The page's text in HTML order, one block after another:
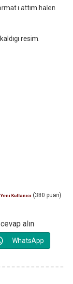
ı attım halen
resim.
Yeni Kullanıcı (380 puan)
alın
WhatsApp